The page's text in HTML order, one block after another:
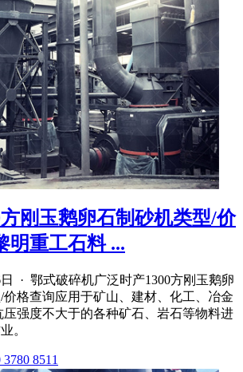
刚玉鹅卵石制砂机类型/价
明重工石料 ...
日 · 鄂式破碎机广泛时产1300方刚玉鹅卵
价格查询应用于矿山、建材、化工、冶金
压强度不大于的各种矿石、岩石等物料进
。
8511